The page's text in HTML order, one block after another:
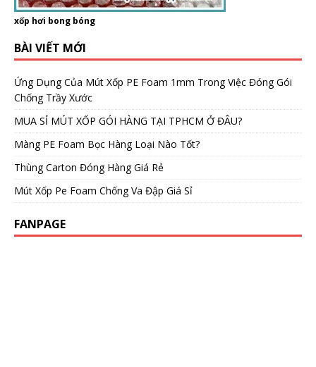
xốp hơi bong bóng
BÀI VIẾT MỚI
Ứng Dụng Của Mút Xốp PE Foam 1mm Trong Việc Đóng Gói
Chống Trầy Xước
MUA SỈ MÚT XỐP GÓI HÀNG TẠI TPHCM Ở ĐÂU?
Màng PE Foam Bọc Hàng Loại Nào Tốt?
Thùng Carton Đóng Hàng Giá Rẻ
Mút Xốp Pe Foam Chống Va Đập Giá Sỉ
FANPAGE